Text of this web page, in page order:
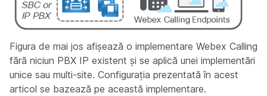
Figura de mai jos afișează o implementare Webex Calling
fără niciun PBX IP existent și se aplică unei implementări
unice sau multi-site. Configurația prezentată în acest
articol se bazează pe această implementare.